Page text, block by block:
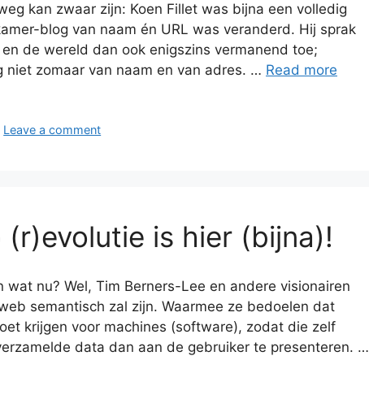
kan zwaar zijn: Koen Fillet was bijna een volledig
blog van naam én URL was veranderd. Hij sprak
de wereld dan ook enigszins vermanend toe;
niet zomaar van naam en van adres. … Read more
Leave a comment
is hier (bijna)!
nu? Wel, Tim Berners-Lee en andere visionairen
semantisch zal zijn. Waarmee ze bedoelen dat
krijgen voor machines (software), zodat die zelf
data dan aan de gebruiker te presenteren. …